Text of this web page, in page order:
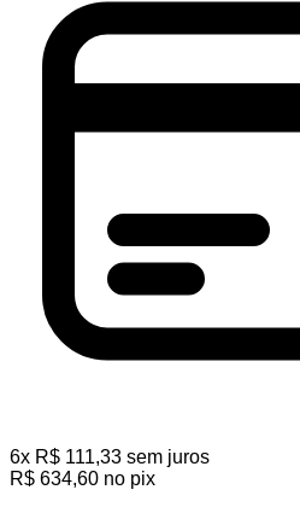
6x R$ 111,33 sem juros
R$ 634,60 no pix